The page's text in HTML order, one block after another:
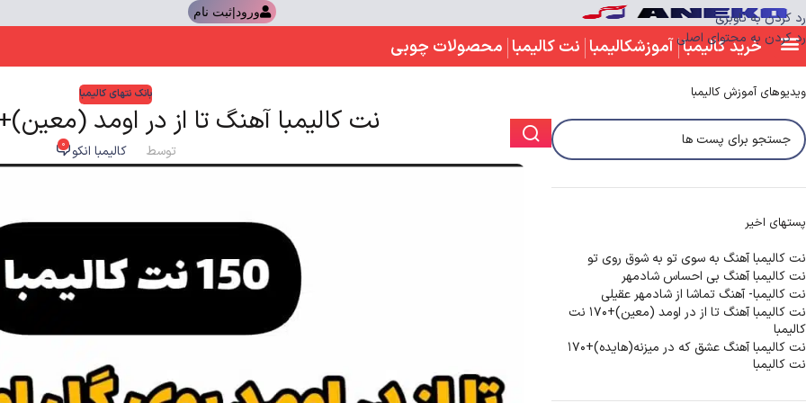
رد کردن به ناوبری
رد کردن به محتوای اصلی
ورود|ثبت نام
خرید کالیمبا آموزشکالیمبا نت کالیمبا محصولات چوبی
ویدیوهای آموزش کالیمبا
پستهای اخیر
نت کالیمبا آهنگ به سوی تو به شوق روی تو
نت کالیمبا آهنگ بی احساس شادمهر
نت کالیمبا- آهنگ تماشا از شادمهر عقیلی
نت کالیمبا آهنگ تا از در اومد (معین)+170 نت
کالیمبا
نت کالیمبا آهنگ عشق که در میزنه(هایده)+170
نت کالیمبا
بانک نتهای کالیمبا
نت کالیمبا آهنگ تا از در اومد (معین)+170 نت
توسط کالیمبا انکو 0